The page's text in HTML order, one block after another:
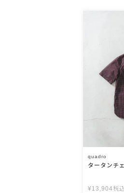
quadro
タータンチ
¥13,904税